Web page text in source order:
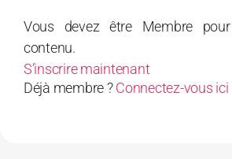
Vous devez être Membre
contenu.
S’inscrire maintenant
Déjà membre ?Connectez-vous ici